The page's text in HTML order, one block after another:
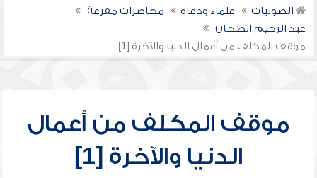
الصوتيات علماء ودعاة
محاضرات مفرغة
عبد الرحيم الطحان
موقف المكلف من أعمال الدنيا والآخرة [1]
موقف المكلف من أعمال
الدنيا والآخرة [1]